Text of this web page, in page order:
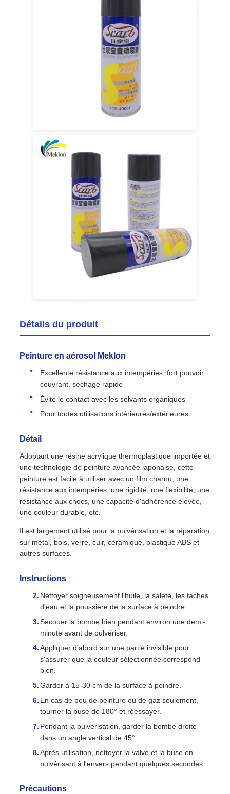
Détails du produit
Peinture en aérosol Meklon
Excellente résistance aux intempéries, fort pouvoir
couvrant, séchage rapide
Évite le contact avec les solvants organiques
Pour toutes utilisations intérieures/extérieures
Détail
Adoptant une résine acrylique thermoplastique importée et
une technologie de peinture avancée japonaise, cette
peinture est facile à utiliser avec un film charnu, une
résistance aux intempéries, une rigidité, une flexibilité, une
résistance aux chocs, une capacité d'adhérence élevée,
une couleur durable, etc.
Il est largement utilisé pour la pulvérisation et la réparation
sur métal, bois, verre, cuir, céramique, plastique ABS et
autres surfaces.
Instructions
Nettoyer soigneusement l'huile, la saleté, les taches
d'eau et la poussière de la surface à peindre.
Secouer la bombe bien pendant environ une demi-
minute avant de pulvériser.
Appliquer d'abord sur une partie invisible pour
s'assurer que la couleur sélectionnée correspond
bien.
Garder à 15-30 cm de la surface à peindre.
En cas de peu de peinture ou de gaz seulement,
tourner la buse de 180° et réessayer.
Pendant la pulvérisation, garder la bombe droite
dans un angle vertical de 45°.
Après utilisation, nettoyer la valve et la buse en
pulvérisant à l'envers pendant quelques secondes.
Précautions